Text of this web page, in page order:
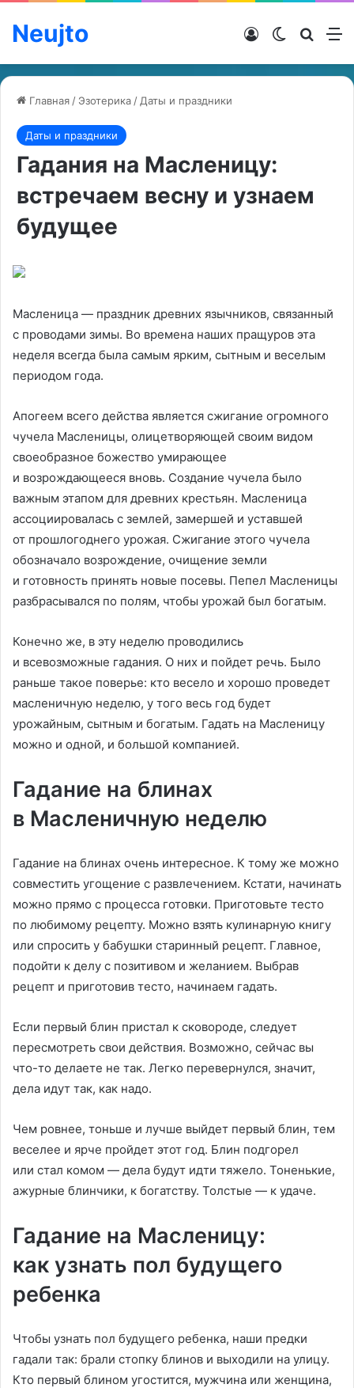
Neujto Switch skin
Войти
Главная / Эзотерика / Даты и праздники
Даты и праздники
Гадания на Масленицу:
встречаем весну и узнаем
будущее
Масленица — праздник древних язычников, связанный
с проводами зимы. Во времена наших пращуров эта
неделя всегда была самым ярким, сытным и веселым
периодом года.
Апогеем всего действа является сжигание огромного
чучела Масленицы, олицетворяющей своим видом
своеобразное божество умирающее
и возрождающееся вновь. Создание чучела было
важным этапом для древних крестьян. Масленица
ассоциировалась с землей, замершей и уставшей
от прошлогоднего урожая. Сжигание этого чучела
обозначало возрождение, очищение земли
и готовность принять новые посевы. Пепел Масленицы
разбрасывался по полям, чтобы урожай был богатым.
Конечно же, в эту неделю проводились
и всевозможные гадания. О них и пойдет речь. Было
раньше такое поверье: кто весело и хорошо проведет
масленичную неделю, у того весь год будет
урожайным, сытным и богатым. Гадать на Масленицу
можно и одной, и большой компанией.
Гадание на блинах
в Масленичную неделю
Гадание на блинах очень интересное. К тому же можно
совместить угощение с развлечением. Кстати, начинать
можно прямо с процесса готовки. Приготовьте тесто
по любимому рецепту. Можно взять кулинарную книгу
или спросить у бабушки старинный рецепт. Главное,
подойти к делу с позитивом и желанием. Выбрав
рецепт и приготовив тесто, начинаем гадать.
Если первый блин пристал к сковороде, следует
пересмотреть свои действия. Возможно, сейчас вы
что-то делаете не так. Легко перевернулся, значит,
дела идут так, как надо.
Чем ровнее, тоньше и лучше выйдет первый блин, тем
веселее и ярче пройдет этот год. Блин подгорел
или стал комом — дела будут идти тяжело. Тоненькие,
ажурные блинчики, к богатству. Толстые — к удаче.
Гадание на Масленицу:
как узнать пол будущего
ребенка
Чтобы узнать пол будущего ребенка, наши предки
гадали так: брали стопку блинов и выходили на улицу.
Кто первый блином угостится, мужчина или женщина,